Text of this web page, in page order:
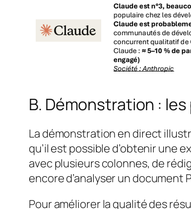
B. Démonstration :
La démonstration en direct
qu’il est possible d’obtenir une
avec plusieurs colonnes, de
encore d’analyser un document
Pour améliorer la qualité des